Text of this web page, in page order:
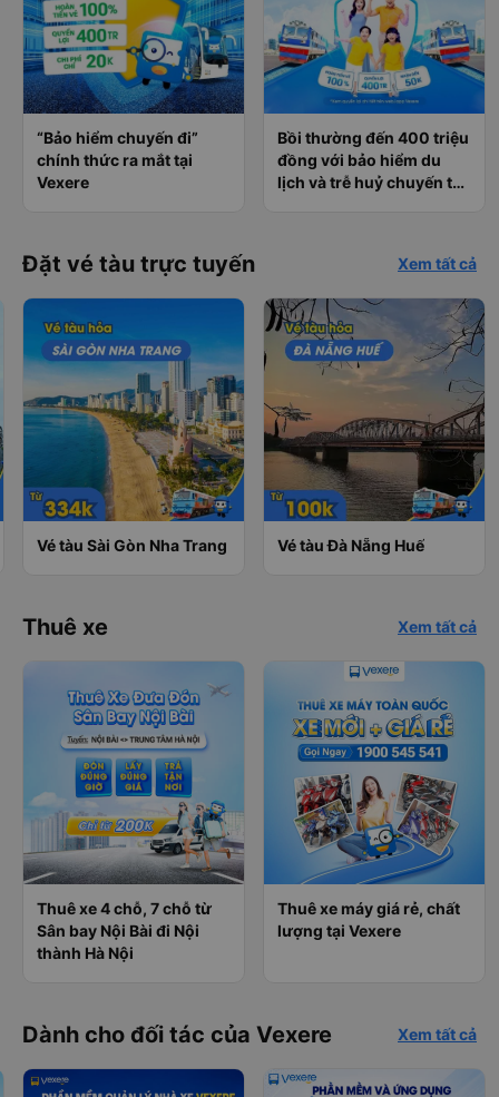
“Bảo hiểm chuyến đi”
chính thức ra mắt tại
Vexere
Bồi thường đến 400 triệu
đồng với bảo hiểm du
lịch và trễ huỷ chuyến tàu
Đặt vé tàu trực tuyến Xem tất cả
Vé tàu Sài Gòn Nha Trang Vé tàu Đà Nẵng Huế
Thuê xe Xem tất cả
Thuê xe 4 chỗ, 7 chỗ từ
Sân bay Nội Bài đi Nội
thành Hà Nội
Thuê xe máy giá rẻ, chất
lượng tại Vexere
Dành cho đối tác của Vexere Xem tất cả